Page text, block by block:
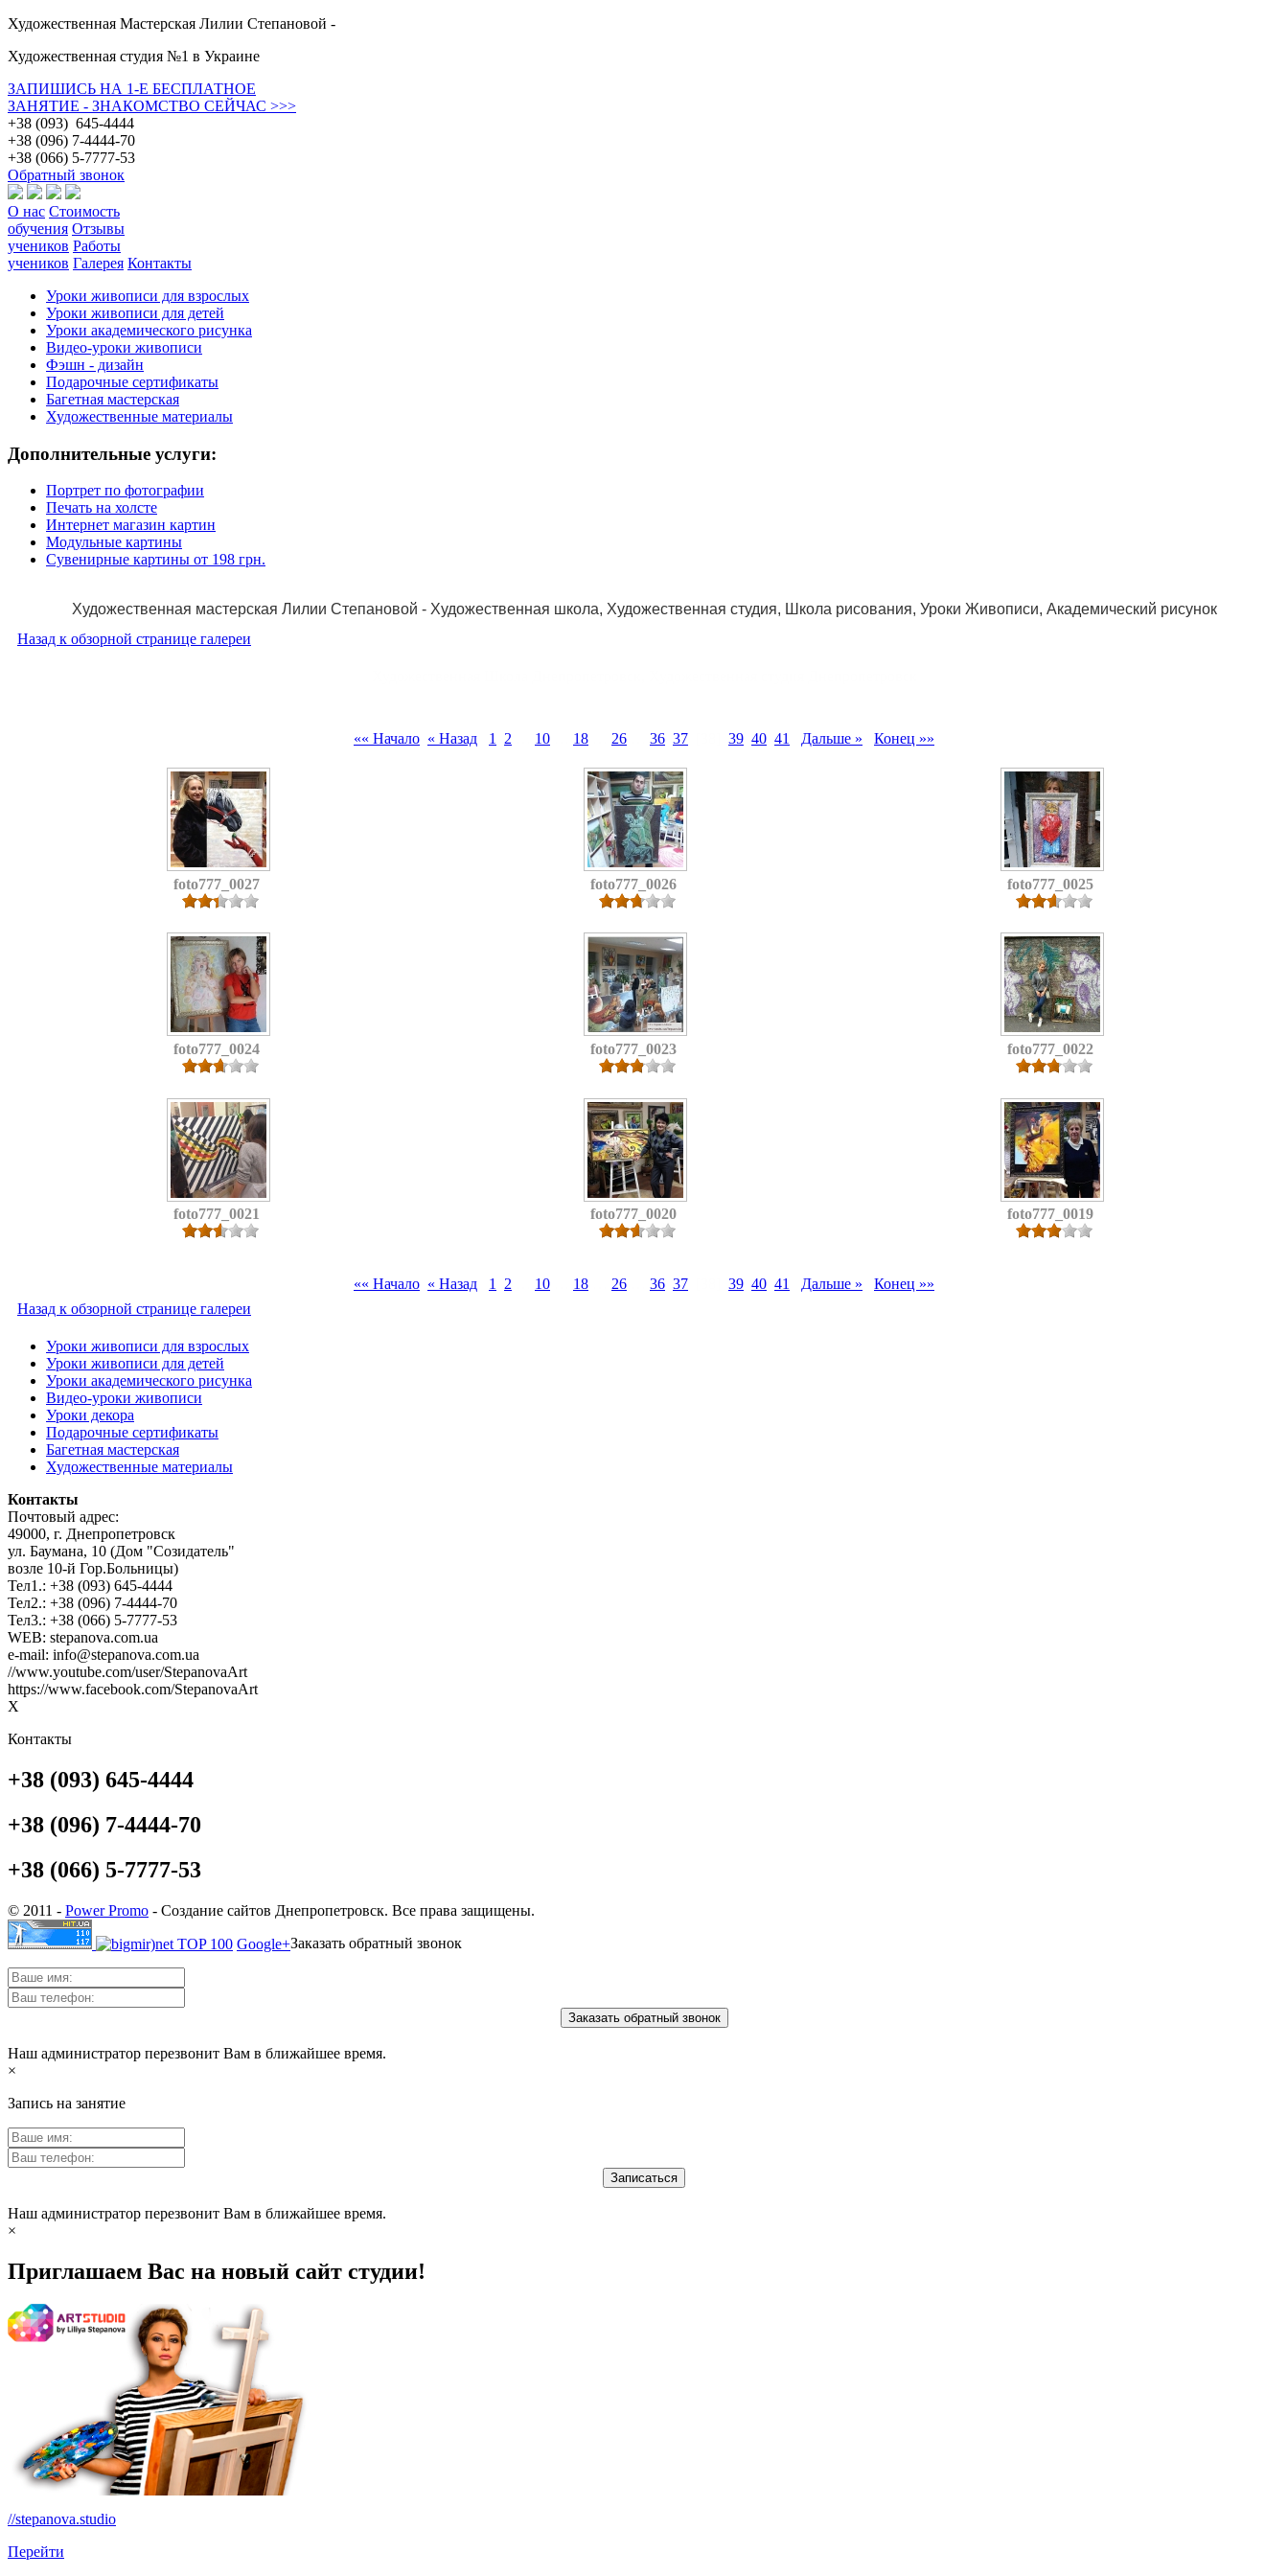
Художественная Мастерская Лилии Степановой -
Художественная студия №1 в Украине
ЗАПИШИСЬ НА 1-Е БЕСПЛАТНОЕ
ЗАНЯТИЕ - ЗНАКОМСТВО СЕЙЧАС >>>
+38 (093) 645-4444
+38 (096) 7-4444-70
+38 (066) 5-7777-53
Обратный звонок
О нас Стоимость
обучения Отзывы
учеников Работы
учеников Галерея Контакты
Уроки живописи для взрослых
Уроки живописи для детей
Уроки академического рисунка
Видео-уроки живописи
Фэшн - дизайн
Подарочные сертификаты
Багетная мастерская
Художественные материалы
Дополнительные услуги:
Портрет по фотографии
Печать на холсте
Интернет магазин картин
Модульные картины
Сувенирные картины от 198 грн.
Художественная мастерская Лилии Степановой - Художественная школа, Художественная студия, Школа рисования, Уроки Живописи, Академический рисунок
Назад к обзорной странице галереи
«« Начало « Назад 1 2 10 18 26 36 37 39 40 41 Дальше » Конец »»
foto777_0027 foto777_0026 foto777_0025
foto777_0024 foto777_0023 foto777_0022
foto777_0021 foto777_0020 foto777_0019
«« Начало « Назад 1 2 10 18 26 36 37 39 40 41 Дальше »
Конец »»
Назад к обзорной странице галереи
Уроки живописи для взрослых
Уроки живописи для детей
Уроки академического рисунка
Видео-уроки живописи
Уроки декора
Подарочные сертификаты
Багетная мастерская
Художественные материалы
Контакты
Почтовый адрес:
49000, г. Днепропетровск
ул. Баумана, 10 (Дом "Созидатель"
возле 10-й Гор.Больницы)
Тел1.: +38 (093) 645-4444
Тел2.: +38 (096) 7-4444-70
Тел3.: +38 (066) 5-7777-53
WEB: stepanova.com.ua
e-mail: info@stepanova.com.ua
//www.youtube.com/user/StepanovaArt
https://www.facebook.com/StepanovaArt
X
Контакты
+38 (093) 645-4444
+38 (096) 7-4444-70
+38 (066) 5-7777-53
© 2011 - Power Promo - Создание сайтов Днепропетровск. Все права защищены.
Google+Заказать обратный звонок
Наш администратор перезвонит Вам в ближайшее время.
×
Запись на занятие
Наш администратор перезвонит Вам в ближайшее время.
×
Приглашаем Вас на новый сайт студии!
//stepanova.studio
Перейти